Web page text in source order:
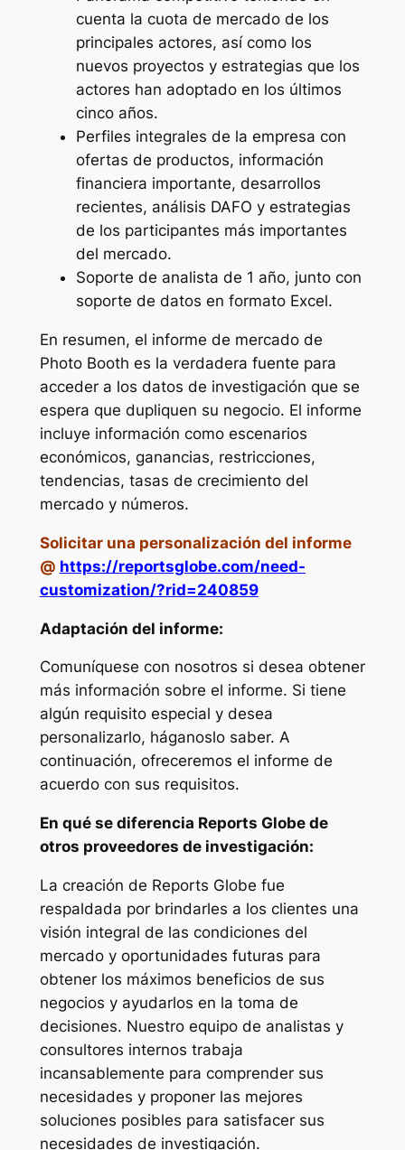
cuenta la cuota de mercado de los
principales actores, así como los
nuevos proyectos y estrategias que los
actores han adoptado en los últimos
cinco años.
Perfiles integrales de la empresa con
ofertas de productos, información
financiera importante, desarrollos
recientes, análisis DAFO y estrategias
de los participantes más importantes
del mercado.
Soporte de analista de 1 año, junto con
soporte de datos en formato Excel.
En resumen, el informe de mercado de
Photo Booth es la verdadera fuente para
acceder a los datos de investigación que se
espera que dupliquen su negocio. El informe
incluye información como escenarios
económicos, ganancias, restricciones,
tendencias, tasas de crecimiento del
mercado y números.
Solicitar una personalización del informe
@ https://reportsglobe.com/need-
customization/?rid=240859
Adaptación del informe:
Comuníquese con nosotros si desea obtener
más información sobre el informe. Si tiene
algún requisito especial y desea
personalizarlo, háganoslo saber. A
continuación, ofreceremos el informe de
acuerdo con sus requisitos.
En qué se diferencia Reports Globe de
otros proveedores de investigación:
La creación de Reports Globe fue
respaldada por brindarles a los clientes una
visión integral de las condiciones del
mercado y oportunidades futuras para
obtener los máximos beneficios de sus
negocios y ayudarlos en la toma de
decisiones. Nuestro equipo de analistas y
consultores internos trabaja
incansablemente para comprender sus
necesidades y proponer las mejores
soluciones posibles para satisfacer sus
necesidades de investigación.